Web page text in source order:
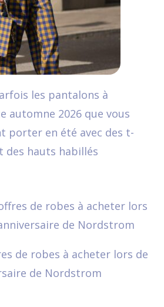
les pantalons à
automne 2026 que vous
porter en été avec des t-
des hauts habillés
de robes à acheter lors de
de Nordstrom